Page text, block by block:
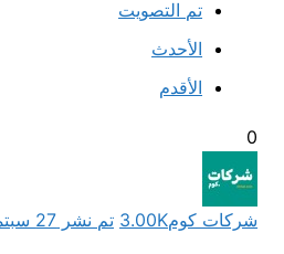
تم التصويت
الأحدث
الأقدم
0
شركات كوم3.00K تم نشر 27 سبتمبر، 2023